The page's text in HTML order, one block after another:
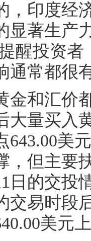
，印度经
显著生产
醒投资
通常都很
和汇价都
大量买入
643.00美
，但主要
日的交投
交易时段
美元